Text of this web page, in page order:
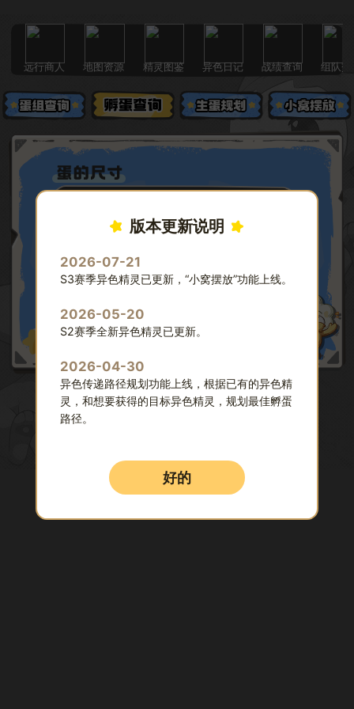
远行商人 地图资源 精灵图鉴 异色日记 战绩查询 组队交
洛克王国
版本更新说明
2026-07-21
S3赛季异色精灵已更新，“小窝摆放”功能上线。
2026-05-20
S2赛季全新异色精灵已更新。
2026-04-30
异色传递路径规划功能上线，根据已有的异色精
灵，和想要获得的目标异色精灵，规划最佳孵蛋
路径。
升级了孵蛋预测算法，大幅提高了预测的准确
2026-04-24
好的